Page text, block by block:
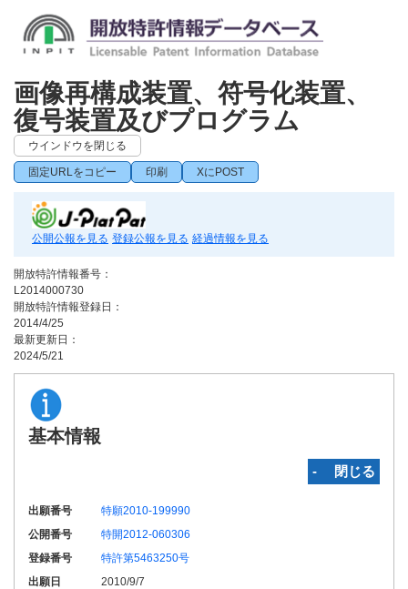
画像再構成装置、符号化装置、
復号装置及びプログラム
ウインドウを閉じる
固定URLをコピー 印刷 XにPOST
公開公報を見る 登録公報を見る 経過情報を見る
開放特許情報番号：
L2014000730
開放特許情報登録日：
2014/4/25
最新更新日：
2024/5/21
基本情報
‐ 閉じる
出願番号
特願2010-199990
公開番号
特開2012-060306
登録番号
特許第5463250号
出願日
2010/9/7